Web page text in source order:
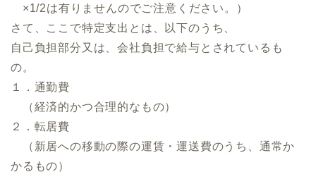
×1/2は有りませんのでご注意ください。）
さて、ここで特定支出とは、以下のうち、
自己負担部分又は、会社負担で給与とされているも
の。
１．通勤費
（経済的かつ合理的なもの）
２．転居費
（新居への移動の際の運賃・運送費のうち、通常か
かるもの）